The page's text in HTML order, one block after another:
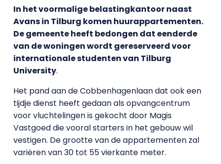
In het voormalige belastingkantoor naast
Avans in Tilburg komen huurappartementen.
De gemeente heeft bedongen dat eenderde
van de woningen wordt gereserveerd voor
internationale studenten van Tilburg
University.
Het pand aan de Cobbenhagenlaan dat ook een
tijdje dienst heeft gedaan als opvangcentrum
voor vluchtelingen is gekocht door Magis
Vastgoed die vooral starters in het gebouw wil
vestigen. De grootte van de appartementen zal
variëren van 30 tot 55 vierkante meter.